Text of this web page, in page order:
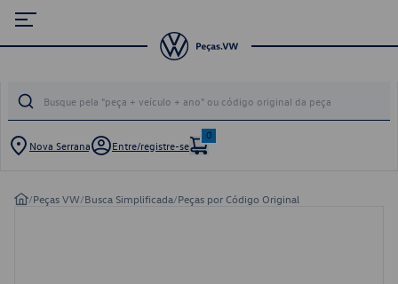
Nova Serrana Entre/registre-se
0
/Peças VW/Busca Simplificada/Peças por Código Original